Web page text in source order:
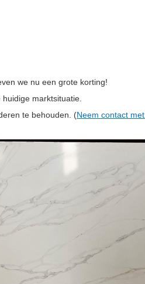
we nu een grote korting!
marktsituatie.
te behouden. (Neem contact